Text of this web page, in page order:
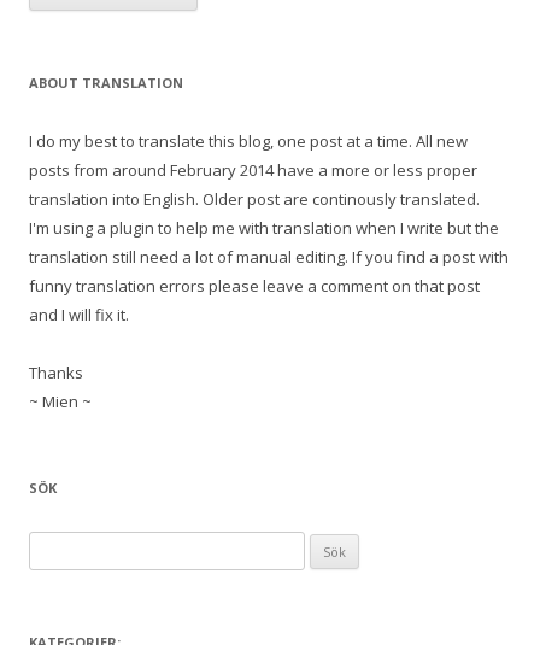
ABOUT TRANSLATION
I do my best to translate this blog, one post at a time. All new
posts from around February 2014 have a more or less proper
translation into English. Older post are continously translated.
I'm using a plugin to help me with translation when I write but the
translation still need a lot of manual editing. If you find a post with
funny translation errors please leave a comment on that post
and I will fix it.
Thanks
~ Mien ~
SÖK
ö
e